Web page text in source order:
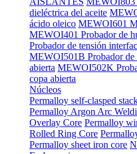
dieléctrica del aceite
ácido oleico MEWOI601
MEWOI401 Probador de
Probador de tensión
MEWOI501B Probador de
abierta MEWOI502K
copa abierta
Núcleos
Permalloy self-clasped
Permalloy Argon Arc
Overlay Core Permalloy
Rolled Ring Core
Permalloy sheet iron core